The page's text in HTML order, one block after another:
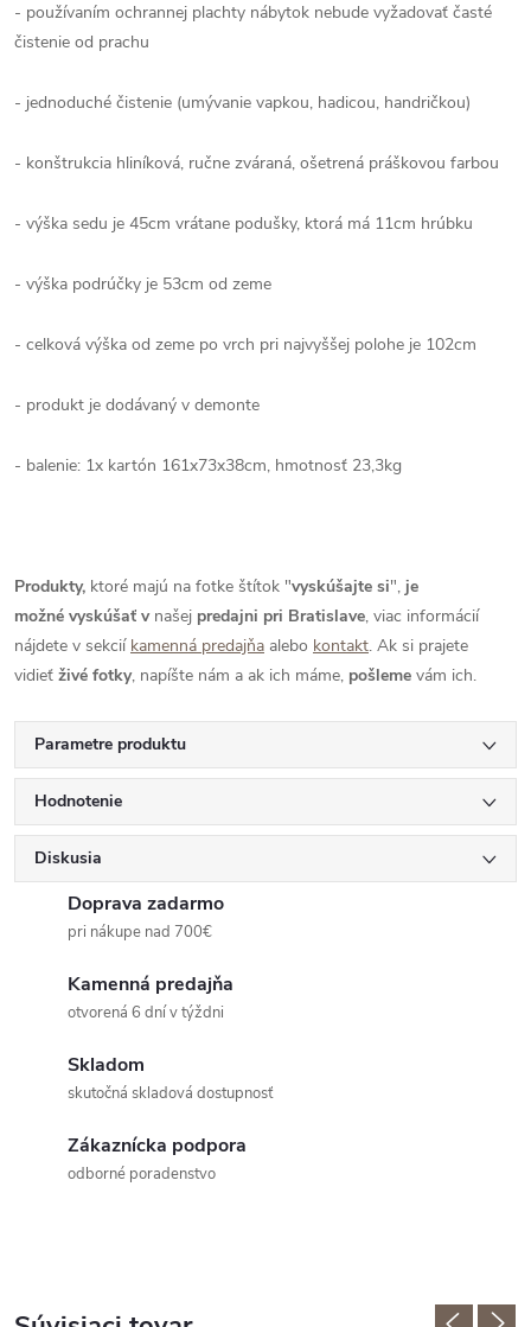
- používaním ochrannej plachty nábytok nebude vyžadovať časté
čistenie od prachu
- jednoduché čistenie (umývanie vapkou, hadicou, handričkou)
- konštrukcia hliníková, ručne zváraná, ošetrená práškovou farbou
- výška sedu je 45cm vrátane podušky, ktorá má 11cm hrúbku
- výška podrúčky je 53cm od zeme
- celková výška od zeme po vrch pri najvyššej polohe je 102cm
- produkt je dodávaný v demonte
- balenie: 1x kartón 161x73x38cm, hmotnosť 23,3kg
Produkty, ktoré majú na fotke štítok "vyskúšajte si", je
možné vyskúšať v našej predajni pri Bratislave, viac informácií
nájdete v sekcií kamenná predajňa alebo kontakt. Ak si prajete
vidieť živé fotky, napíšte nám a ak ich máme, pošleme vám ich.
Parametre produktu
Hodnotenie
Diskusia
Doprava zadarmo
pri nákupe nad 700€
Kamenná predajňa
otvorená 6 dní v týždni
Skladom
skutočná skladová dostupnosť
Zákaznícka podpora
odborné poradenstvo